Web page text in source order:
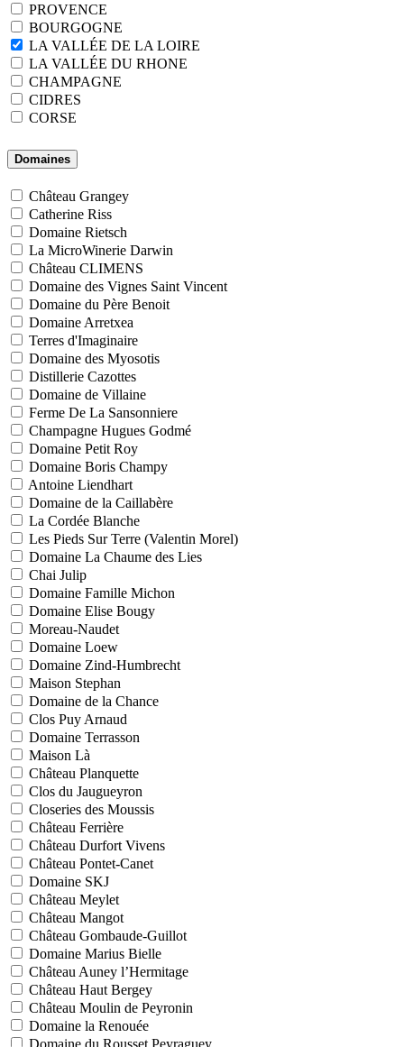
PROVENCE
BOURGOGNE
LA VALLÉE DE LA LOIRE
LA VALLÉE DU RHONE
CHAMPAGNE
CIDRES
CORSE
Domaines
Château Grangey
Catherine Riss
Domaine Rietsch
La MicroWinerie Darwin
Château CLIMENS
Domaine des Vignes Saint Vincent
Domaine du Père Benoit
Domaine Arretxea
Terres d'Imaginaire
Domaine des Myosotis
Distillerie Cazottes
Domaine de Villaine
Ferme De La Sansonniere
Champagne Hugues Godmé
Domaine Petit Roy
Domaine Boris Champy
Antoine Liendhart
Domaine de la Caillabère
La Cordée Blanche
Les Pieds Sur Terre (Valentin Morel)
Domaine La Chaume des Lies
Chai Julip
Domaine Famille Michon
Domaine Elise Bougy
Moreau-Naudet
Domaine Loew
Domaine Zind-Humbrecht
Maison Stephan
Domaine de la Chance
Clos Puy Arnaud
Domaine Terrasson
Maison Là
Château Planquette
Clos du Jaugueyron
Closeries des Moussis
Château Ferrière
Château Durfort Vivens
Château Pontet-Canet
Domaine SKJ
Château Meylet
Château Mangot
Château Gombaude-Guillot
Domaine Marius Bielle
Château Auney l’Hermitage
Château Haut Bergey
Château Moulin de Peyronin
Domaine la Renouée
Domaine du Rousset Peyraguey